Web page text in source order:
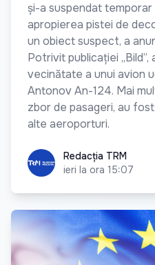
și-a suspendat
apropierea pistei de
un obiect suspect, a
Potrivit publicației
vecinătate a unui avion
Antonov An-124. Mai
zbor de pasageri, au
alte aeroporturi.
Redacția TRM
Redacția TRM
ieri la ora 15:07